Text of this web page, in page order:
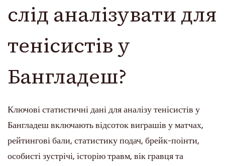
слід аналізувати для
тенісистів у
Бангладеш?
Ключові статистичні дані для аналізу тенісистів у
Бангладеш включають відсоток виграшів у матчах,
рейтингові бали, статистику подач, брейк-поінти,
особисті зустрічі, історію травм, вік гравця та